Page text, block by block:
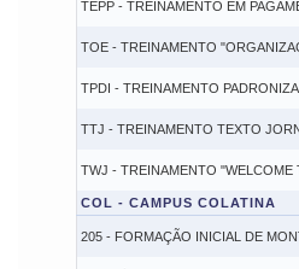
TEPP - TREINAMENTO EM
TOE - TREINAMENTO
TPDI - TREINAMENTO
TTJ - TREINAMENTO TEXTO
TWJ - TREINAMENTO "WELCOME
COL - CAMPUS COLATINA
205 - FORMAÇÃO INICIAL DE